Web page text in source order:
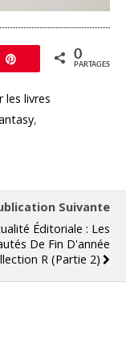
Épingle 0
PARTAGES
les livres
,
Suivante
Éditoriale : Les
De Fin D'année
R (Partie 2)